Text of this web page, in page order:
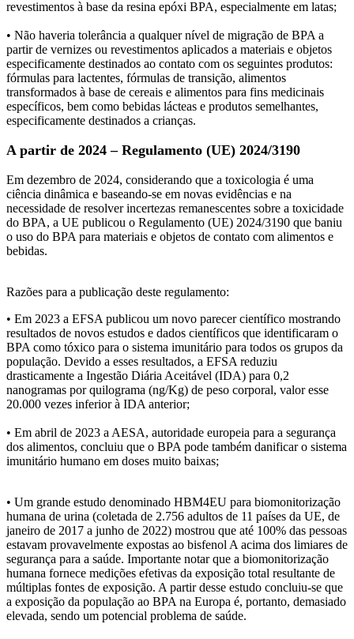
revestimentos à base da resina epóxi BPA, especialmente em latas;
• Não haveria tolerância a qualquer nível de migração de BPA a
partir de vernizes ou revestimentos aplicados a materiais e objetos
especificamente destinados ao contato com os seguintes produtos:
fórmulas para lactentes, fórmulas de transição, alimentos
transformados à base de cereais e alimentos para fins medicinais
específicos, bem como bebidas lácteas e produtos semelhantes,
especificamente destinados a crianças.
A partir de 2024 – Regulamento (UE) 2024/3190
Em dezembro de 2024, considerando que a toxicologia é uma
ciência dinâmica e baseando-se em novas evidências e na
necessidade de resolver incertezas remanescentes sobre a toxicidade
do BPA, a UE publicou o Regulamento (UE) 2024/3190 que baniu
o uso do BPA para materiais e objetos de contato com alimentos e
bebidas.
Razões para a publicação deste regulamento:
• Em 2023 a EFSA publicou um novo parecer científico mostrando
resultados de novos estudos e dados científicos que identificaram o
BPA como tóxico para o sistema imunitário para todos os grupos da
população. Devido a esses resultados, a EFSA reduziu
drasticamente a Ingestão Diária Aceitável (IDA) para 0,2
nanogramas por quilograma (ng/Kg) de peso corporal, valor esse
20.000 vezes inferior à IDA anterior;
• Em abril de 2023 a AESA, autoridade europeia para a segurança
dos alimentos, concluiu que o BPA pode também danificar o sistema
imunitário humano em doses muito baixas;
• Um grande estudo denominado HBM4EU para biomonitorização
humana de urina (coletada de 2.756 adultos de 11 países da UE, de
janeiro de 2017 a junho de 2022) mostrou que até 100% das pessoas
estavam provavelmente expostas ao bisfenol A acima dos limiares de
segurança para a saúde. Importante notar que a biomonitorização
humana fornece medições efetivas da exposição total resultante de
múltiplas fontes de exposição. A partir desse estudo concluiu-se que
a exposição da população ao BPA na Europa é, portanto, demasiado
elevada, sendo um potencial problema de saúde.